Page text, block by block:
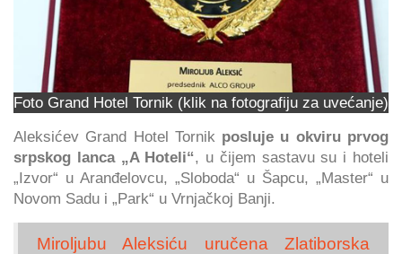
Foto Grand Hotel Tornik (klik na fotografiju za uvećanje)
Aleksićev Grand Hotel Tornik posluje u okviru prvog
srpskog lanca „A Hoteli“, u čijem sastavu su i hoteli
„Izvor“ u Aranđelovcu, „Sloboda“ u Šapcu, „Master“ u
Novom Sadu i „Park“ u Vrnjačkoj Banji.
Miroljubu Aleksiću uručena Zlatiborska